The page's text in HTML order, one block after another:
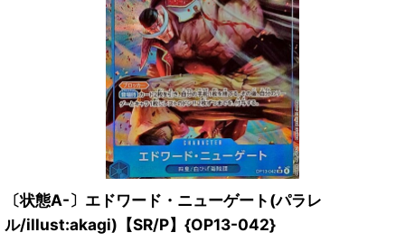
〔状態A-〕エドワード・ニューゲート(パラレ
ル/illust:akagi)【SR/P】{OP13-042}